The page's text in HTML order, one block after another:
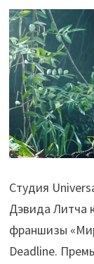
Студия
Дэвида Литча
франшизы
Deadline.